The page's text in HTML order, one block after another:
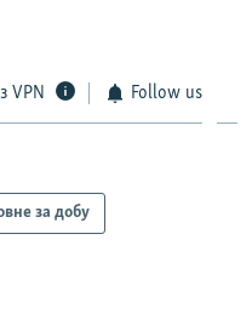
VPN Follow us
за добу